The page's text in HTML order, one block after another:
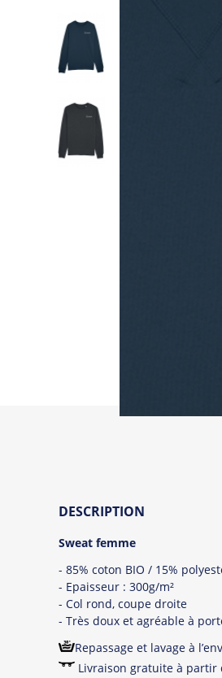
DESCRIPTION
Sweat femme
- 85% coton BIO / 15%
- Epaisseur : 300g/m²
- Col rond, coupe droite
- Très doux et agréable à
Repassage et lavage à
Livraison gratuite à partir